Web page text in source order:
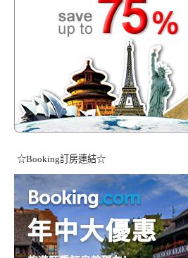
☆Booking訂房連結☆